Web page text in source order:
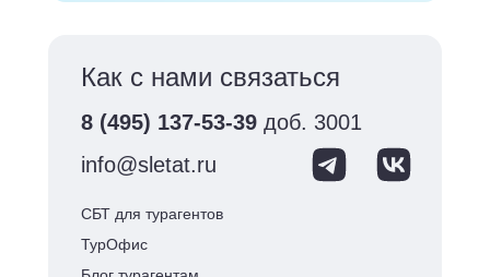
Как с нами связаться
8 (495) 137-53-39 доб. 3001
info@sletat.ru
СБТ для турагентов
ТурОфис